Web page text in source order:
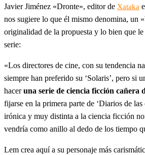
Javier Jiménez «Dronte», editor de Xataka
nos sugiere lo que él mismo denomina, un
originalidad de la propuesta y lo bien que
serie:
«Los directores de cine, con su tendencia
siempre han preferido su ‘Solaris’, pero si
haceruna serie de ciencia ficción cañera
fijarse en la primera parte de ‘Diarios de las
irónica y muy distinta a la ciencia ficción
vendría como anillo al dedo de los tiempo
Lem crea aquí a su personaje más